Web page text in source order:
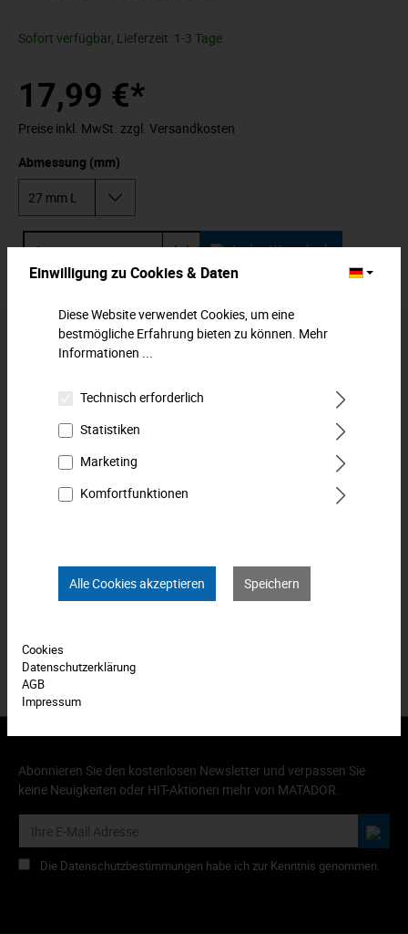
Sofort verfügbar, Lieferzeit: 1-3 Tage
17,99 €*
Preise inkl. MwSt. zzgl. Versandkosten
Abmessung (mm)
In den Warenkorb
Beschreibung
Außensechskantschrauben. Mit Sechskant-Profil. Für
Maschinenbetä…
Downloads
Technische Daten
Abonnieren Sie den kostenlosen Newsletter und verpassen Sie
keine Neuigkeiten oder HIT-Aktionen mehr von MATADOR.
Die Datenschutzbestimmungen habe ich zur Kenntnis genommen.
Einwilligung zu Cookies & Daten
Diese Website verwendet Cookies, um eine
bestmögliche Erfahrung bieten zu können. Mehr
Informationen ...
Technisch erforderlich
Statistiken
Marketing
Komfortfunktionen
Alle Cookies akzeptieren Speichern
Cookies
Datenschutzerklärung
AGB
Impressum